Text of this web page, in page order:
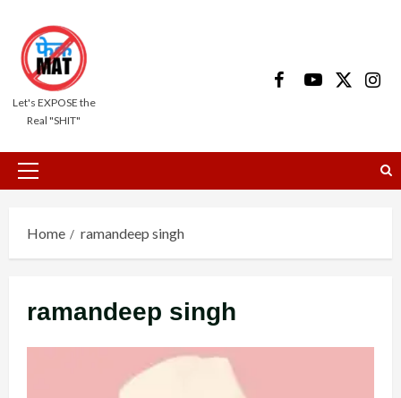
content
Let's EXPOSE the
Real "SHIT"
FacebookYoutube
X
Primary
Home ramandeep singh
ramandeep singh